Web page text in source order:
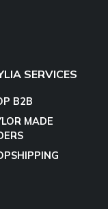
SERVICES
B2B
MADE